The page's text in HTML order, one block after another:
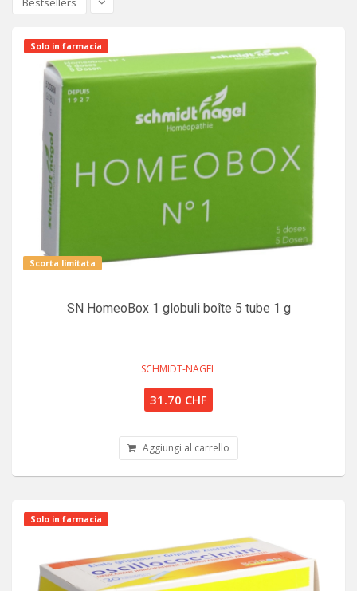
Solo in farmacia
Scorta limitata
SN HomeoBox 1 globuli boîte 5 tube 1 g
SCHMIDT-NAGEL
31.70 CHF
Aggiungi al carrello
Solo in farmacia